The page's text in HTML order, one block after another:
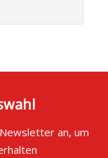
an, um